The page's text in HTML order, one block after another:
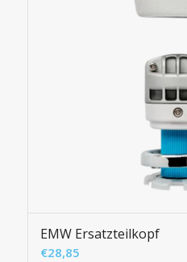
EMW Ersatzteilkopf
€28,85